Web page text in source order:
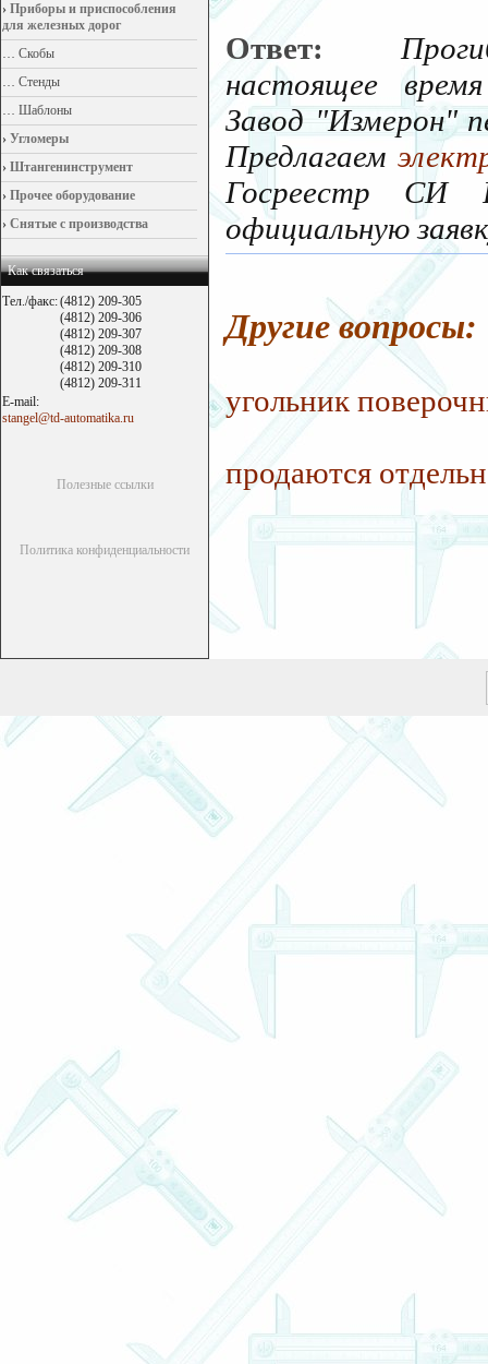
Ответ:
настоящее
Завод "Измерон"
Предлагаем
Госреестр СИ
официальную
Другие вопросы:
угольник
продаются
› Приборы и приспособления
для железных дорог
… Скобы
… Стенды
… Шаблоны
› Угломеры
› Штангенинструмент
› Прочее оборудование
› Снятые с производства
Как связаться
Тел./факс:(4812) 209-305
(4812) 209-306
(4812) 209-307
(4812) 209-308
(4812) 209-310
(4812) 209-311
E-mail:
stangel@td-automatika.ru
Полезные ссылки
Политика конфиденциальности